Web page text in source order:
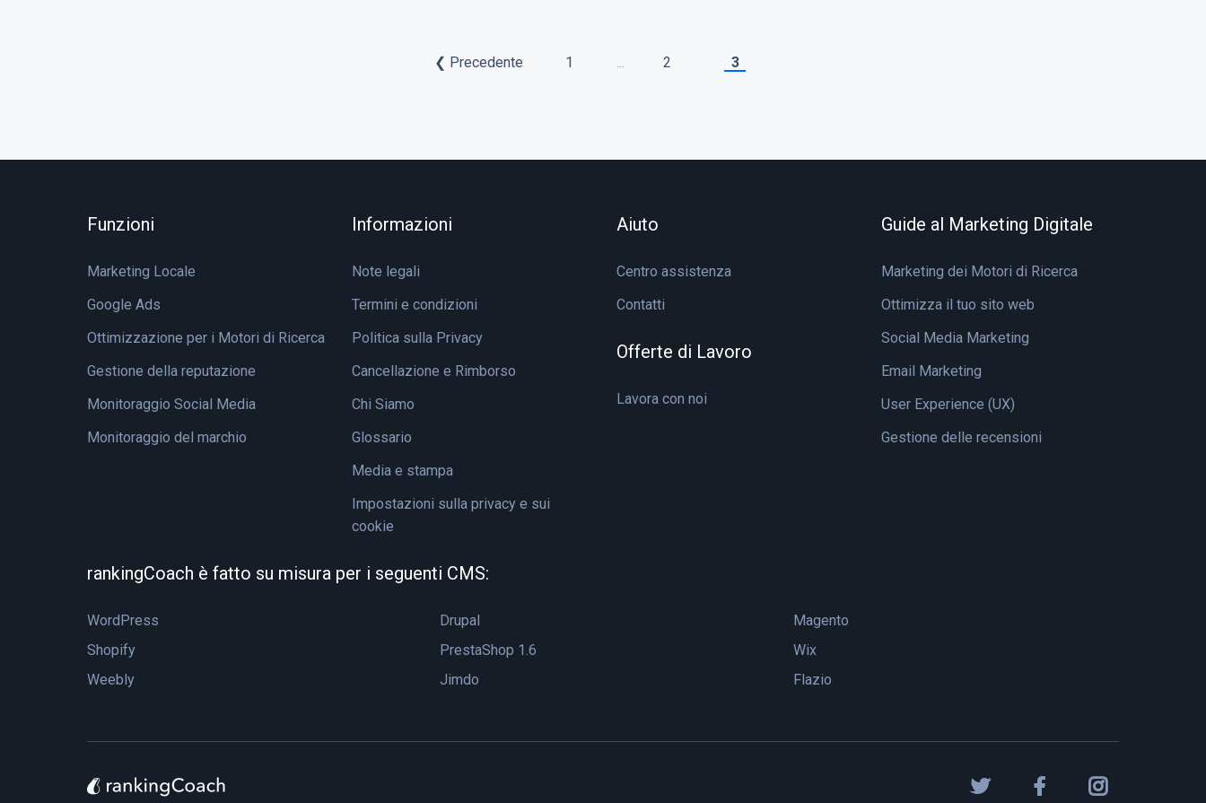
❮ Precedente 1 2 3
Funzioni
Marketing Locale
Google Ads
Ottimizzazione per i Motori di Ricerca
Gestione della reputazione
Monitoraggio Social Media
Monitoraggio del marchio
Informazioni
Note legali
Termini e condizioni
Politica sulla Privacy
Cancellazione e Rimborso
Chi Siamo
Glossario
Media e stampa
Impostazioni sulla privacy e sui
cookie
Aiuto
Centro assistenza
Contatti
Offerte di Lavoro
Lavora con noi
Guide al Marketing Digitale
Marketing dei Motori di Ricerca
Ottimizza il tuo sito web
Social Media Marketing
Email Marketing
User Experience (UX)
Gestione delle recensioni
rankingCoach è fatto su misura per i seguenti CMS:
WordPress Drupal
Magento
Shopify
PrestaShop 1.6
Wix
Weebly
Jimdo Flazio